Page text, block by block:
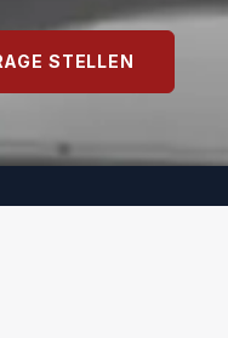
STELLEN